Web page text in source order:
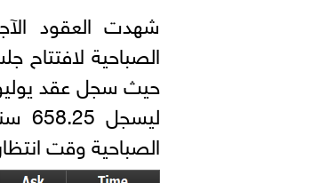
شهدت العقود
الصباحية وقت